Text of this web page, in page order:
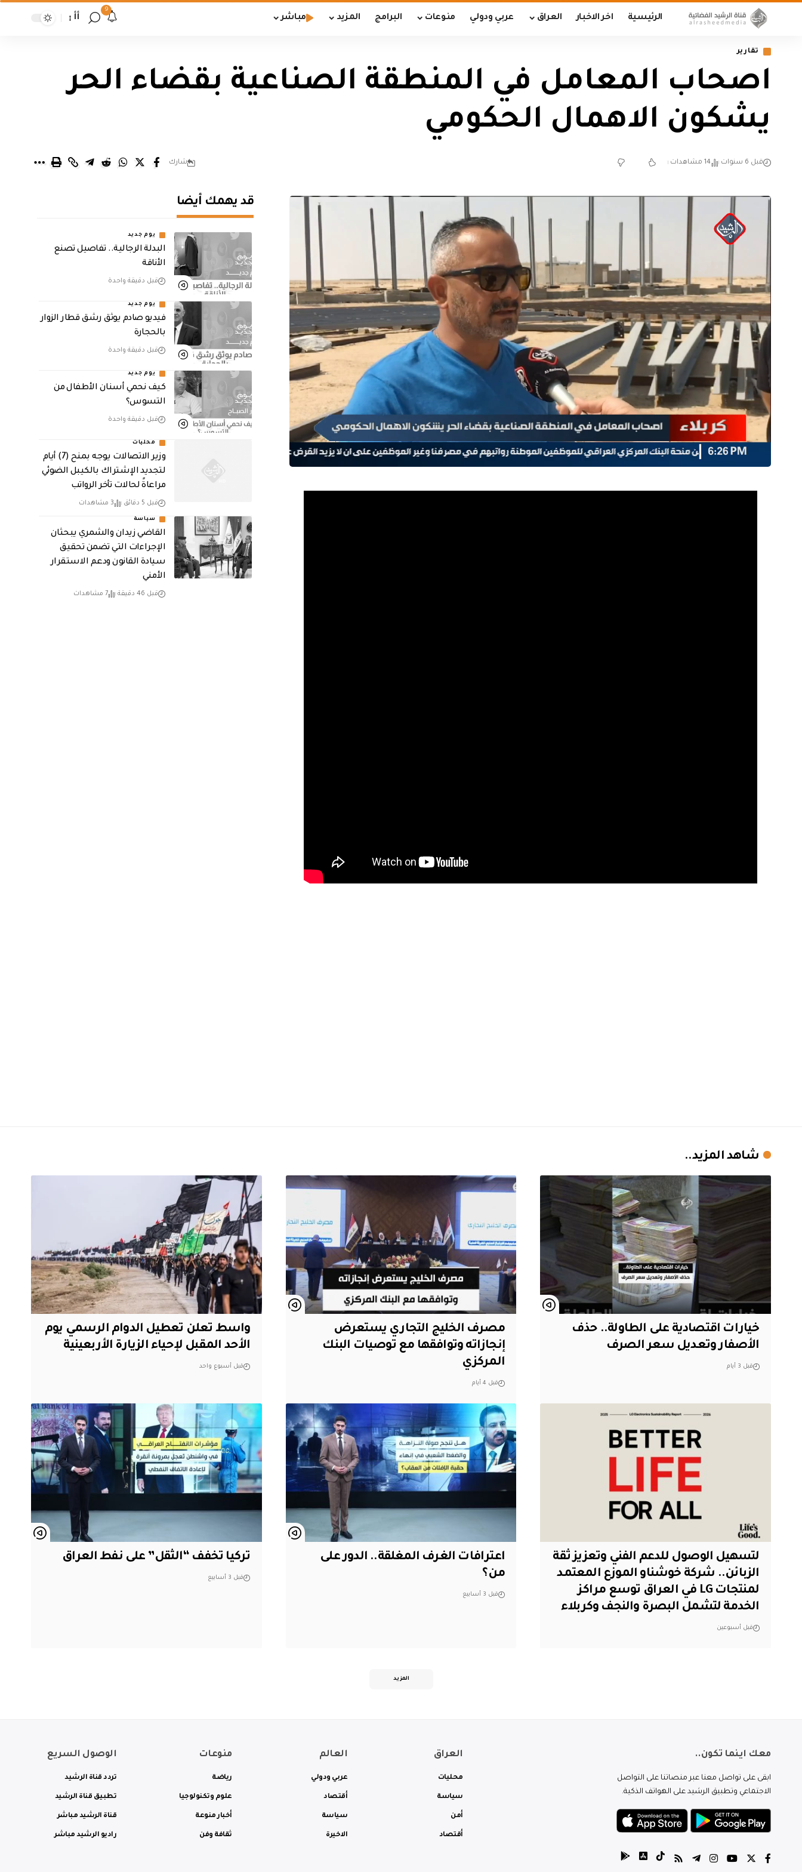
الرئيسية اخر الاخبار العراق عربي ودولي منوعات البرامج المزيد مباشر
9
أأ
تقارير
اصحاب المعامل في المنطقة الصناعية بقضاء الحر
يشكون الاهمال الحكومي
قبل 6 سنوات 14 مشاهدات شارك
قد يهمك أيضا
يوم جديد
البدلة الرجالية.. تفاصيل تصنع
الأناقة
قبل دقيقة واحدة
يوم جديد
فيديو صادم يوثق رشق قطار الزوار
بالحجارة
قبل دقيقة واحدة
يوم جديد
كيف نحمي أسنان الأطفال من
التسوس؟
قبل دقيقة واحدة
محليات
وزير الاتصالات يوجه بمنح (7) أيام
لتجديد الإشتراك بالكيبل الضوئي
مراعاةً لحالات تأخر الرواتب
قبل 5 دقائق 3 مشاهدات
سياسة
القاضي زيدان والشمري يبحثان
الإجراءات التي تضمن تحقيق
سيادة القانون ودعم الاستقرار
الأمني
قبل 46 دقيقة 7 مشاهدات
شاهد المزيد..
خيارات اقتصادية على الطاولة.. حذف
الأصفار وتعديل سعر الصرف
قبل 3 أيام
مصرف الخليج التجاري يستعرض
إنجازاته وتوافقها مع توصيات البنك
المركزي
قبل 4 أيام
واسط تعلن تعطيل الدوام الرسمي يوم
الأحد المقبل لإحياء الزيارة الأربعينية
قبل أسبوع واحد
لتسهيل الوصول للدعم الفني وتعزيز ثقة
الزبائن.. شركة خوشناو الموزع المعتمد
لمنتجات LG في العراق توسع مراكز
الخدمة لتشمل البصرة والنجف وكربلاء
قبل أسبوعين
اعترافات الغرف المغلقة.. الدور على
من؟
قبل 3 أسابيع
تركيا تخفف “الثقل” على نفط العراق
قبل 3 أسابيع
المزيد
معك اينما تكون..
ابقى على تواصل معنا عبر منصاتنا على التواصل
الاجتماعي وتطبيق الرشيد على الهواتف الذكية.
العراق
محليات
سياسة
أمن
أقتصاد
العالم
عربي ودولي
أقتصاد
سياسة
الاخيرة
منوعات
رياضة
علوم وتكنولوجيا
أخبار منوعة
ثقافة وفن
الوصول السريع
تردد قناة الرشيد
تطبيق قناة الرشيد
قناة الرشيد مباشر
راديو الرشيد مباشر